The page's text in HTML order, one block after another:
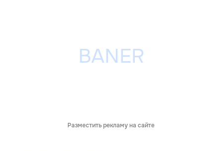
Разместить рекламу на сайте